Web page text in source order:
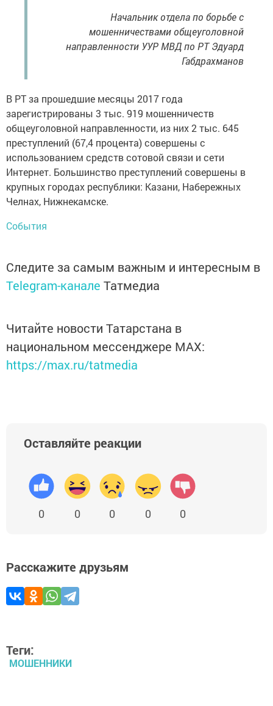
Начальник отдела по борьбе с
мошенничествами общеуголовной
направленности УУР МВД по РТ Эдуард
Габдрахманов
В РТ за прошедшие месяцы 2017 года
зарегистрированы 3 тыс. 919 мошенничеств
общеуголовной направленности, из них 2 тыс. 645
преступлений (67,4 процента) совершены с
использованием средств сотовой связи и сети
Интернет. Большинство преступлений совершены в
крупных городах республики: Казани, Набережных
Челнах, Нижнекамске.
События
Следите за самым важным и интересным в
Telegram-канале Татмедиа
Читайте новости Татарстана в
национальном мессенджере MАХ:
https://max.ru/tatmedia
Оставляйте реакции
0 0 0 0 0
Расскажите друзьям
Теги:
МОШЕННИКИ